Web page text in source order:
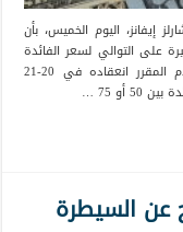
إيفانز، اليوم الخميس، بأن
على التوالي لسعر الفائدة
في اجتماع اللجنة الفيدرالية للسوق المفتوحة القادم المقرر انعقاده في 20-21
أو 75 …
عن السيطرة